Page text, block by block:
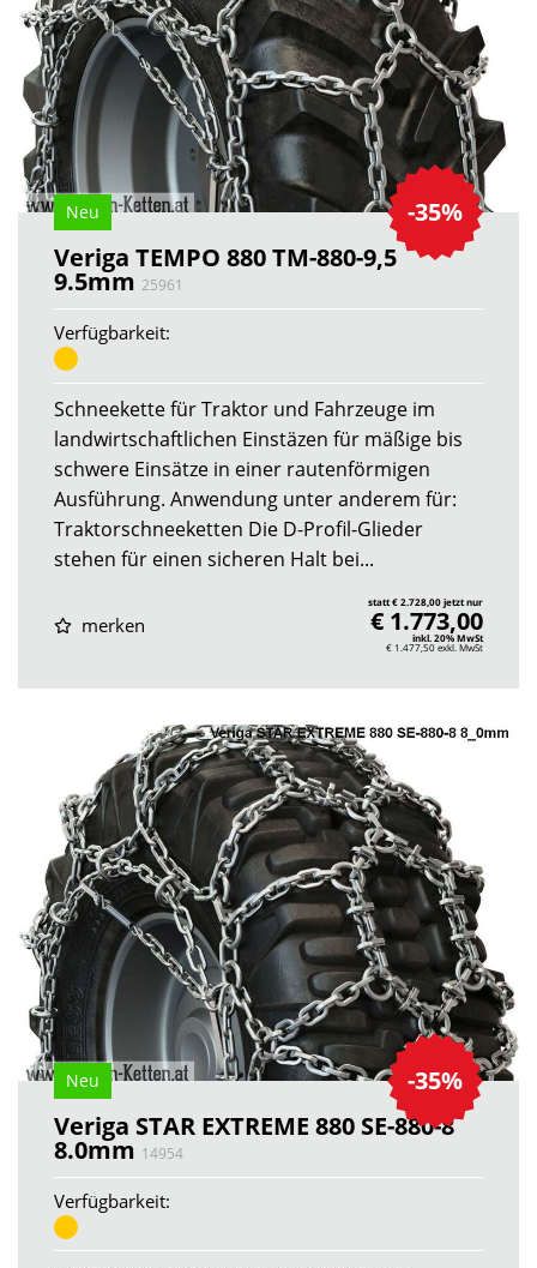
-35%
Neu
Veriga TEMPO 880 TM-880-9,5
9.5mm 25961
Verfügbarkeit:
Schneekette für Traktor und Fahrzeuge im
landwirtschaftlichen Einstäzen für mäßige bis
schwere Einsätze in einer rautenförmigen
Ausführung. Anwendung unter anderem für:
Traktorschneeketten Die D-Profil-Glieder
stehen für einen sicheren Halt bei...
merken
statt € 2.728,00 jetzt nur
€ 1.773,00
inkl. 20% MwSt
€ 1.477,50exkl. MwSt
-35%
Neu
Veriga STAR EXTREME 880 SE-880-8
8.0mm 14954
Verfügbarkeit: